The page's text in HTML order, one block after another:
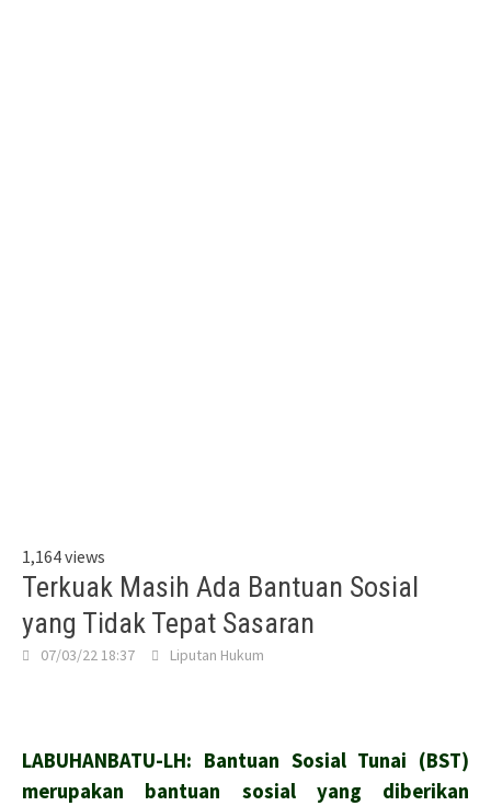
1,164 views
Terkuak Masih Ada Bantuan Sosial
yang Tidak Tepat Sasaran
07/03/22 18:37 Liputan Hukum
LABUHANBATU-LH: Bantuan Sosial Tunai (BST)
merupakan bantuan sosial yang diberikan